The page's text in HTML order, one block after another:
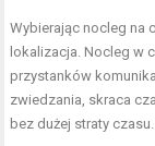
Wybierając nocleg na
lokalizacja. Nocleg w
przystanków
zwiedzania, skraca
bez dużej straty czasu.